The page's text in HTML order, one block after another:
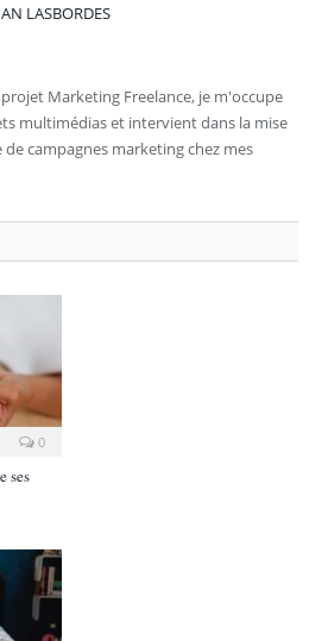
LASBORDES
Marketing Freelance, je m'occupe
multimédias et intervient dans la mise
de campagnes marketing chez mes
0
ses